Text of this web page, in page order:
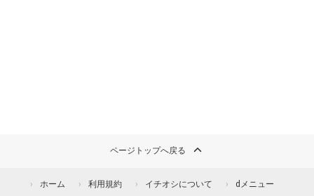
ページトップへ戻る
ホーム 利用規約 イチオシについて dメニュー